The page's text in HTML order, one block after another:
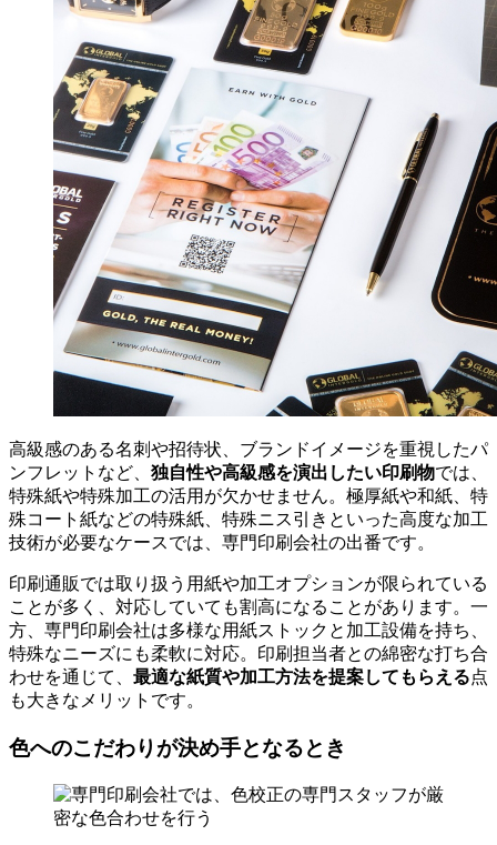
高級感のある名刺や招待状、ブランドイメージを重視したパ
ンフレットなど、 独自性や高級感を演出したい印刷物では、
特殊紙や特殊加工の活用が欠かせません。極厚紙や和紙、特
殊コート紙などの特殊紙、特殊ニス引きといった高度な加工
技術が必要なケースでは、専門印刷会社の出番です。
印刷通販では取り扱う用紙や加工オプションが限られている
ことが多く、対応していても割高になることがあります。一
方、専門印刷会社は多様な用紙ストックと加工設備を持ち、
特殊なニーズにも柔軟に対応。印刷担当者との綿密な打ち合
わせを通じて、 最適な紙質や加工方法を提案してもらえる点
も大きなメリットです。
色へのこだわりが決め手となるとき